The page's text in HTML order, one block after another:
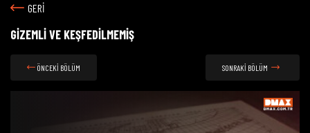
GERİ
GİZEMLİ VE KEŞFEDİLMEMİŞ
ÖNCEKİ BÖLÜM SONRAKİ BÖLÜM